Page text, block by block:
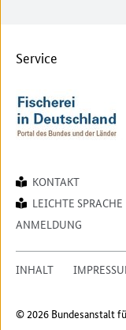
Service
KONTAKT
LEICHTE SPRACHE
ANMELDUNG
INHALT
© 2026 Bundesanstalt